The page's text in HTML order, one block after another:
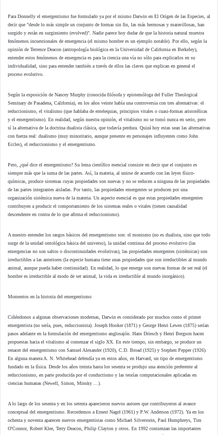
Para Donnelly el emergentismo fue formulado ya por el mismo Darwin en El Origen de las Especies, al
decir que "desde lo más simple un conjunto de formas sin fin, las más hermosas y maravillosas, han
surgido y están en surgimiento (evolved)". Nadie parece hoy dudar de que la historia natural muestra
fenómenos incuestionales de emergencia (el mismo hombre es un ejemplo notable). Por ello, según la
opinión de Terrence Deacon (antropología biológica en la Universidad de California en Berkeley),
entender estos fenómenos de emergencia es para la ciencia una vía no sólo para explicarlos en su
individualidad, sino para entender también a través de ellos las claves que explican en general el
proceso evolutivo.
Según la exposición de Nancey Murphy (conocida filósofa y epistemóloga del Fuller Theological
Seminary de Pasadena, California), en los años veinte había una controversia con tres alternativas: el
reduccionismo, el vitalismo (que hablaba de entelequias, principios vitales o cuasi-formas aristotélicas
y el emergentismo). En realidad, según nuestra opinión, el vitalismo no se tomó nunca en serio, pero
sí la alternativa de la doctrina dualista clásica, que todavía perdura. Quizá hoy estas sean las alternativas
con fuerza real: dualismo (muy minoritario, aunque presente en personajes influyentes como John
Eccles), el reduccionismo y el emergentismo.
Pero, ¿qué dice el emergentismo? Su lema científico esencial consiste en decir que el conjunto es
siempre más que la suma de las partes. Así, la materia, al unirse de acuerdo con las leyes físico-
químicas, produce sistemas cuyas propiedades son nuevas y no se reducen a ninguna de las propiedades
de las partes integrantes aisladas. Por tanto, las propiedades emergentes se producen por una
organización sistémica nueva de la materia. Un aspecto esencial es que estas propiedades emergentes
contribuyen a producir el comportamiento de los sistemas reales o vitales (tienen causalidad
descendente en contra de lo que afirma el reduccionismo).
A nuestro entender los rasgos básicos del emergentismo son: el monismo (no es dualista, sino que todo
surge de la unidad ontológica básica del universo), la unidad continua del proceso evolutivo (las
emergencias no son saltos o discontinuidades evolutivas), las propiedades emergentes (sistémicas) son
irreductibles a las anteriores (la especie humana tiene unas propiedades que son irreductibles al mundo
animal, aunque pueda haber continuidad). En realidad, lo que emerge son nuevas formas de ser real (el
hombre es irreductible al modo de ser animal, la vida es irreductible al mundo inorgánico).
Momentos en la historia del emergentismo
Ciñéndonos a algunas observaciones modernas, Darwin es considerado por muchos como el primer
emergentista (no sería, pues, reduccionista). Joseph Hooker (1871) y George Henri Lewes (1875) serían
pasos adelante en la formulación del emergentismo anglosajón. Hans Driesch y Henri Bergson hacen
propuestas hacia el vitalismo al comenzar el siglo XX. En este tiempo, sin embargo, se produce un
renacer del emergentismo con Samuel Alexander (1920), C.D. Broad (1925) y Stephen Pepper (1926).
En alguna manera A. N. Whitehead defendía ya en estos años, en Harvard, un tipo de emergentismo
fundado en la física. Desde los años treinta hasta los sesenta se produjo una atención preferente al
reduccionismo, en parte producida por el conductismo y las teorías computacionales aplicadas en
ciencias humanas (Newell, Simon, Minsky …).
A lo largo de los sesenta y en los setenta aparecieron nuevos autores que contribuyeron al avance
conceptual del emergentismo. Recordemos a Ernest Nagel (1961) y P.W. Anderson (1972). Ya en los
ochenta y noventa aparecen nuevos emergentistas como Michael Silverstein, Paul Humphreys, Tim
O'Connor, Robert Klee, Terry Deacon, Philip Clayton y otros. En 1992 comienzan las importantes